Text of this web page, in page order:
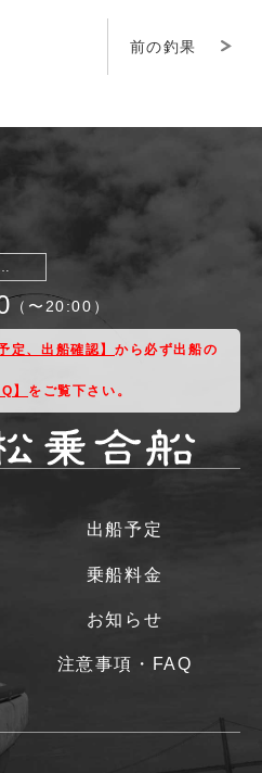
前の釣果
（〜 20:00 ）
定、出船確認】から必ず出船の
】 をご覧下さい。
出船予定
乗船料金
お知らせ
注意事項・FAQ